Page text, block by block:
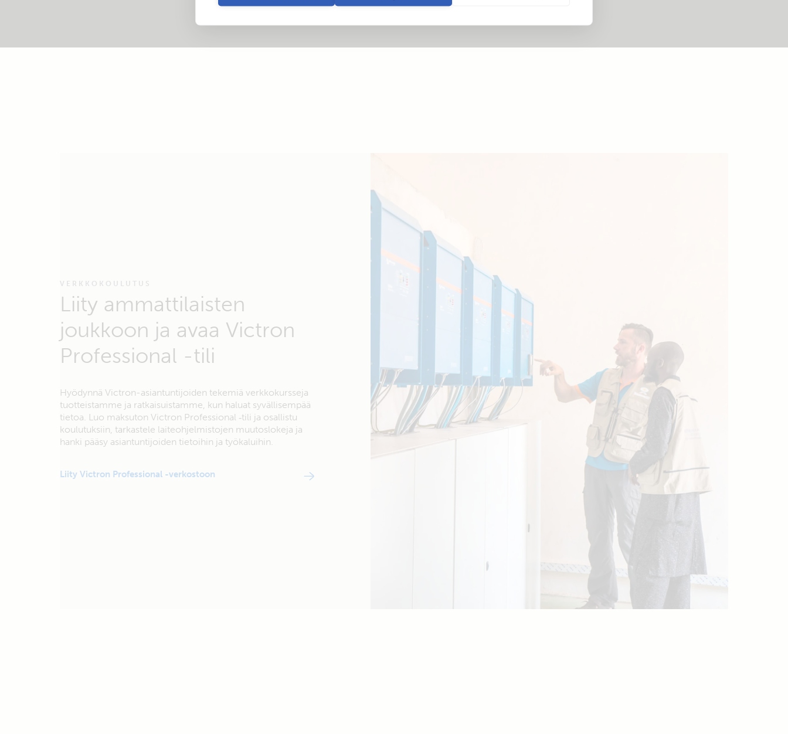
VERKKOKOULUTUS
Liity ammattilaisten
joukkoon ja avaa Victron
Professional -tili
Hyödynnä Victron-asiantuntijoiden tekemiä verkkokursseja
tuotteistamme ja ratkaisuistamme, kun haluat syvällisempää
tietoa. Luo maksuton Victron Professional ‑tili ja osallistu
koulutuksiin, tarkastele laiteohjelmistojen muutoslokeja ja
hanki pääsy asiantuntijoiden tietoihin ja työkaluihin.
Liity Victron Professional -verkostoon